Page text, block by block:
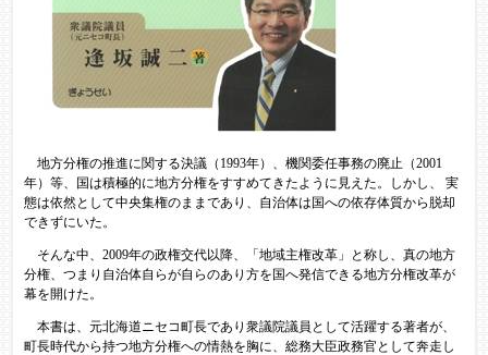
地方分権の推進に関する決議（1993年）、機関委任事務の廃止（2001
年）等、国は積極的に地方分権をすすめてきたように見えた。しかし、 実
態は依然として中央集権のままであり、自治体は国への依存体質から脱却
できずにいた。
そんな中、2009年の政権交代以降、「地域主権改革」と称し、真の地方
分権、つまり自治体自らが自らのあり方を国へ発信できる地方分権改革が
幕を開けた。
本書は、元北海道ニセコ町長であり衆議院議員として活躍する著者が、
町長時代から持つ地方分権への情熱を胸に、総務大臣政務官として奔走し